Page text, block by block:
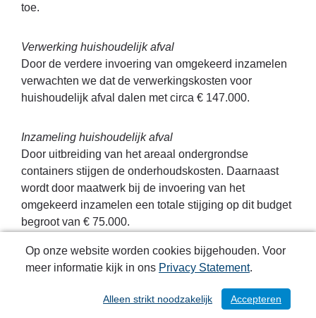
toe.
Verwerking huishoudelijk afval
Door de verdere invoering van omgekeerd inzamelen
verwachten we dat de verwerkingskosten voor
huishoudelijk afval dalen met circa € 147.000.
Inzameling huishoudelijk afval
Door uitbreiding van het areaal ondergrondse
containers stijgen de onderhoudskosten. Daarnaast
wordt door maatwerk bij de invoering van het
omgekeerd inzamelen een totale stijging op dit budget
begroot van € 75.000.
dalen de baten vanuit de afvalstoffenheffing met €
62.817. Voor het overzicht kostendekkendheid
/ 223
Op onze website worden cookies bijgehouden. Voor
meer informatie kijk in ons Privacy Statement.
Accepteren
Alleen strikt noodzakelijk